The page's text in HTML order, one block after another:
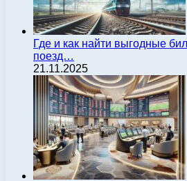
Где и как найти выгодные
поезд…
21.11.2025